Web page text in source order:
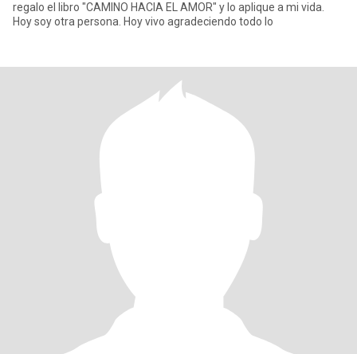
regalo el libro "CAMINO HACIA EL AMOR" y lo aplique a mi vida.
Hoy soy otra persona. Hoy vivo agradeciendo todo lo